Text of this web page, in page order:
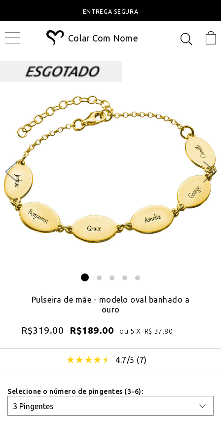
ENTREGA SEGURA
Colar Com Nome
Pulseira de mãe - modelo oval banhado a
ouro
R$319.00 R$189.00 ou 5 X R$ 37.80
4.7/5 (7)
Selecione o número de pingentes (3-6):